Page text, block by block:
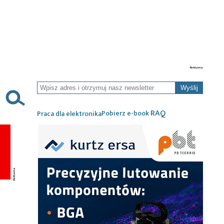
Wyślij
Praca dla elektronikaPobierz e-bookRAQ